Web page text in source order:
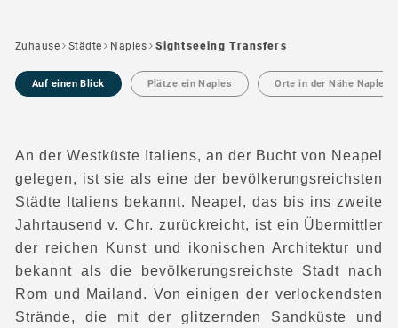
Zuhause Städte Naples Sightseeing Transfers
Auf einen Blick Plätze ein Naples Orte in der Nähe Naples
An der Westküste Italiens, an der Bucht von Neapel
gelegen, ist sie als eine der bevölkerungsreichsten
Städte Italiens bekannt. Neapel, das bis ins zweite
Jahrtausend v. Chr. zurückreicht, ist ein Übermittler
der reichen Kunst und ikonischen Architektur und
bekannt als die bevölkerungsreichste Stadt nach
Rom und Mailand. Von einigen der verlockendsten
Strände, die mit der glitzernden Sandküste und